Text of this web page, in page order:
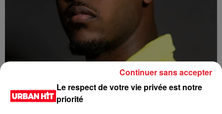
Le respect de votre vie privée est notre
priorité
Continuer sans accepter